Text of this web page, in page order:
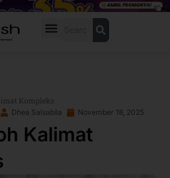
Kompleks
Dhea Salsabila November 18, 2025
Kalimat